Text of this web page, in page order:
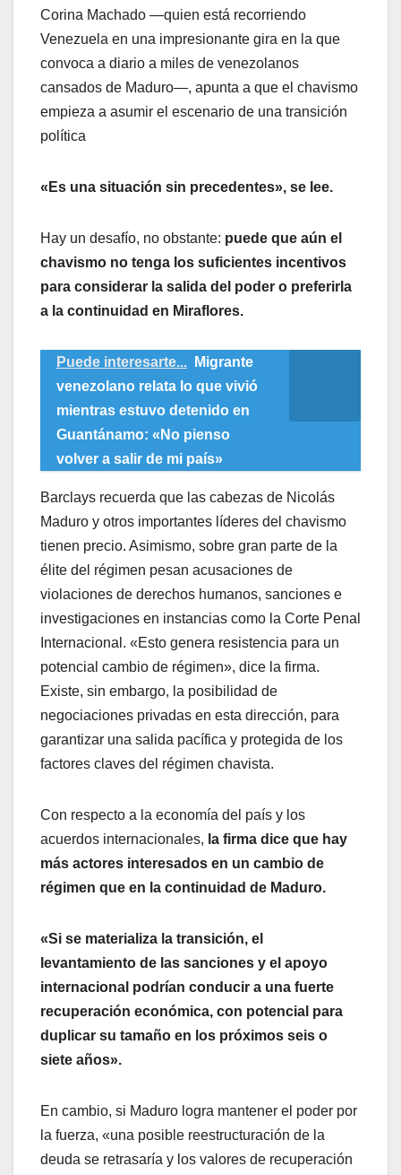
Corina Machado —quien está recorriendo
Venezuela en una impresionante gira en la que
convoca a diario a miles de venezolanos
cansados de Maduro—, apunta a que el chavismo
empieza a asumir el escenario de una transición
política
«Es una situación sin precedentes», se lee.
Hay un desafío, no obstante: puede que aún el
chavismo no tenga los suficientes incentivos
para considerar la salida del poder o preferirla
a la continuidad en Miraflores.
Puede interesarte...
Migrante
venezolano relata lo que vivió
mientras estuvo detenido en
Guantánamo: «No pienso
volver a salir de mi país»
Barclays recuerda que las cabezas de Nicolás
Maduro y otros importantes líderes del chavismo
tienen precio. Asimismo, sobre gran parte de la
élite del régimen pesan acusaciones de
violaciones de derechos humanos, sanciones e
investigaciones en instancias como la Corte Penal
Internacional. «Esto genera resistencia para un
potencial cambio de régimen», dice la firma.
Existe, sin embargo, la posibilidad de
negociaciones privadas en esta dirección, para
garantizar una salida pacífica y protegida de los
factores claves del régimen chavista.
Con respecto a la economía del país y los
acuerdos internacionales, la firma dice que hay
más actores interesados en un cambio de
régimen que en la continuidad de Maduro.
«Si se materializa la transición, el
levantamiento de las sanciones y el apoyo
internacional podrían conducir a una fuerte
recuperación económica, con potencial para
duplicar su tamaño en los próximos seis o
siete años».
En cambio, si Maduro logra mantener el poder por
la fuerza, «una posible reestructuración de la
deuda se retrasaría y los valores de recuperación